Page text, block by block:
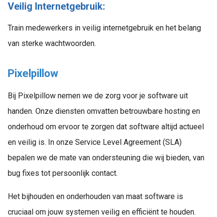
Veilig Internetgebruik:
Train medewerkers in veilig internetgebruik en het belang
van sterke wachtwoorden.
Pixelpillow
Bij Pixelpillow nemen we de zorg voor je software uit
handen. Onze diensten omvatten betrouwbare hosting en
onderhoud om ervoor te zorgen dat software altijd actueel
en veilig is. In onze Service Level Agreement (SLA)
bepalen we de mate van ondersteuning die wij bieden, van
bug fixes tot persoonlijk contact.
Het bijhouden en onderhouden van maat software is
cruciaal om jouw systemen veilig en efficiënt te houden.